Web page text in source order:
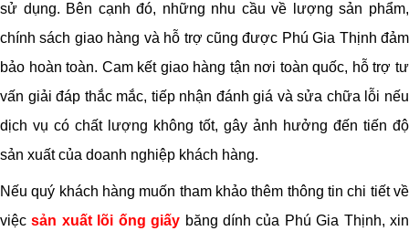
sử dụng. Bên cạnh đó, những nhu cầu về lượng sản phẩm,
chính sách giao hàng và hỗ trợ cũng được Phú Gia Thịnh đảm
bảo hoàn toàn. Cam kết giao hàng tận nơi toàn quốc, hỗ trợ tư
vấn giải đáp thắc mắc, tiếp nhận đánh giá và sửa chữa lỗi nếu
dịch vụ có chất lượng không tốt, gây ảnh hưởng đến tiến độ
sản xuất của doanh nghiệp khách hàng.
Nếu quý khách hàng muốn tham khảo thêm thông tin chi tiết về
việcsản xuất lõi ống giấy băng dính của Phú Gia Thịnh, xin